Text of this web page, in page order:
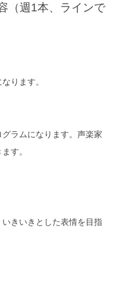
（週1本、ラインで
ります。
ラムになります。声楽家
す。
きいきとした表情を目指